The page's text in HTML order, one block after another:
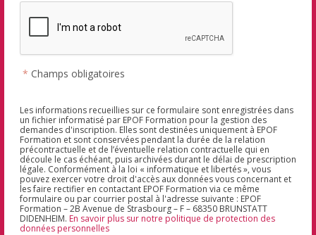
* Champs obligatoires
Les informations recueillies sur ce formulaire sont enregistrées dans
un fichier informatisé par EPOF Formation pour la gestion des
demandes d'inscription. Elles sont destinées uniquement à EPOF
Formation et sont conservées pendant la durée de la relation
précontractuelle et de l’éventuelle relation contractuelle qui en
découle le cas échéant, puis archivées durant le délai de prescription
légale. Conformément à la loi « informatique et libertés », vous
pouvez exercer votre droit d'accès aux données vous concernant et
les faire rectifier en contactant EPOF Formation via ce même
formulaire ou par courrier postal à l'adresse suivante : EPOF
Formation – 2B Avenue de Strasbourg – F – 68350 BRUNSTATT
DIDENHEIM. En savoir plus sur notre politique de protection des
données personnelles